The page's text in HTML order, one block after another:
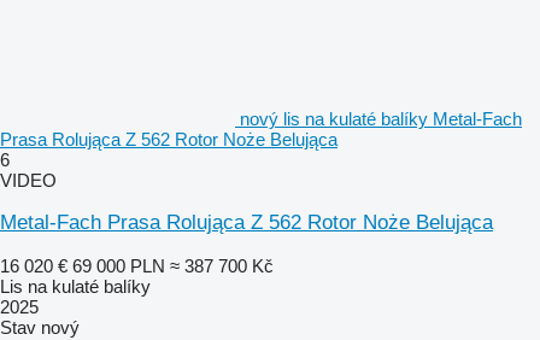
nový lis na kulaté balíky Metal-Fach
Prasa Rolująca Z 562 Rotor Noże Belująca
6
VIDEO
Metal-Fach Prasa Rolująca Z 562 Rotor Noże Belująca
16 020 € 69 000 PLN ≈ 387 700 Kč
Lis na kulaté balíky
2025
Stav nový